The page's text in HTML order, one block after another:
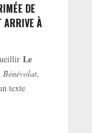
DE
ARRIVE À
Le
Bénévolat,
texte